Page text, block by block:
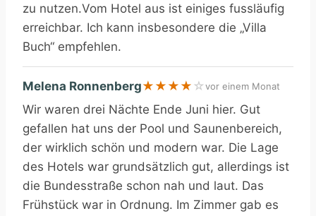
zu nutzen.Vom Hotel aus ist einiges fussläufig
erreichbar. Ich kann insbesondere die „Villa
Buch“ empfehlen.
Melena Ronnenberg★ ★ ★ ★ ☆vor einem Monat
Wir waren drei Nächte Ende Juni hier. Gut
gefallen hat uns der Pool und Saunenbereich,
der wirklich schön und modern war. Die Lage
des Hotels war grundsätzlich gut, allerdings ist
die Bundesstraße schon nah und laut. Das
Frühstück war in Ordnung. Im Zimmer gab es